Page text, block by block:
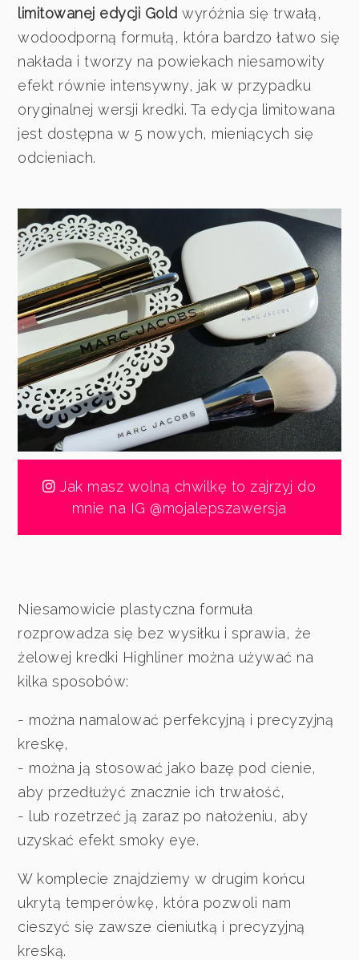
limitowanej edycji Goldwyróżnia się trwałą,
wodoodporną formułą, która bardzo łatwo się
nakłada i tworzy na powiekach niesamowity
efekt równie intensywny, jak w przypadku
oryginalnej wersji kredki. Ta edycja limitowana
jest dostępna w 5 nowych, mieniących się
odcieniach.
Jak masz wolną chwilkę to zajrzyj do
mnie na IG @mojalepszawersja
Niesamowicie plastyczna formuła
rozprowadza się bez wysiłku i sprawia, że
żelowej kredki Highliner można używać na
kilka sposobów:
- można namalować perfekcyjną i precyzyjną
kreskę,
- można ją stosować jako bazę pod cienie,
aby przedłużyć znacznie ich trwałość,
- lub rozetrzeć ją zaraz po nałożeniu, aby
uzyskać efekt smoky eye.
W komplecie znajdziemy w drugim końcu
ukrytą temperówkę, która pozwoli nam
cieszyć się zawsze cieniutką i precyzyjną
kreską.